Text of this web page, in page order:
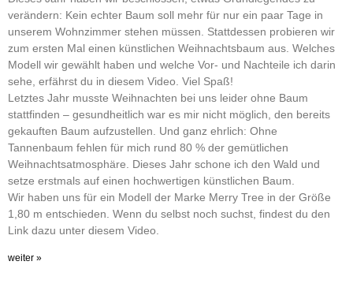
verändern: Kein echter Baum soll mehr für nur ein paar Tage in
unserem Wohnzimmer stehen müssen. Stattdessen probieren wir
zum ersten Mal einen künstlichen Weihnachtsbaum aus. Welches
Modell wir gewählt haben und welche Vor- und Nachteile ich darin
sehe, erfährst du in diesem Video. Viel Spaß!
Letztes Jahr musste Weihnachten bei uns leider ohne Baum
stattfinden – gesundheitlich war es mir nicht möglich, den bereits
gekauften Baum aufzustellen. Und ganz ehrlich: Ohne
Tannenbaum fehlen für mich rund 80 % der gemütlichen
Weihnachtsatmosphäre. Dieses Jahr schone ich den Wald und
setze erstmals auf einen hochwertigen künstlichen Baum.
Wir haben uns für ein Modell der Marke Merry Tree in der Größe
1,80 m entschieden. Wenn du selbst noch suchst, findest du den
Link dazu unter diesem Video.
weiter »